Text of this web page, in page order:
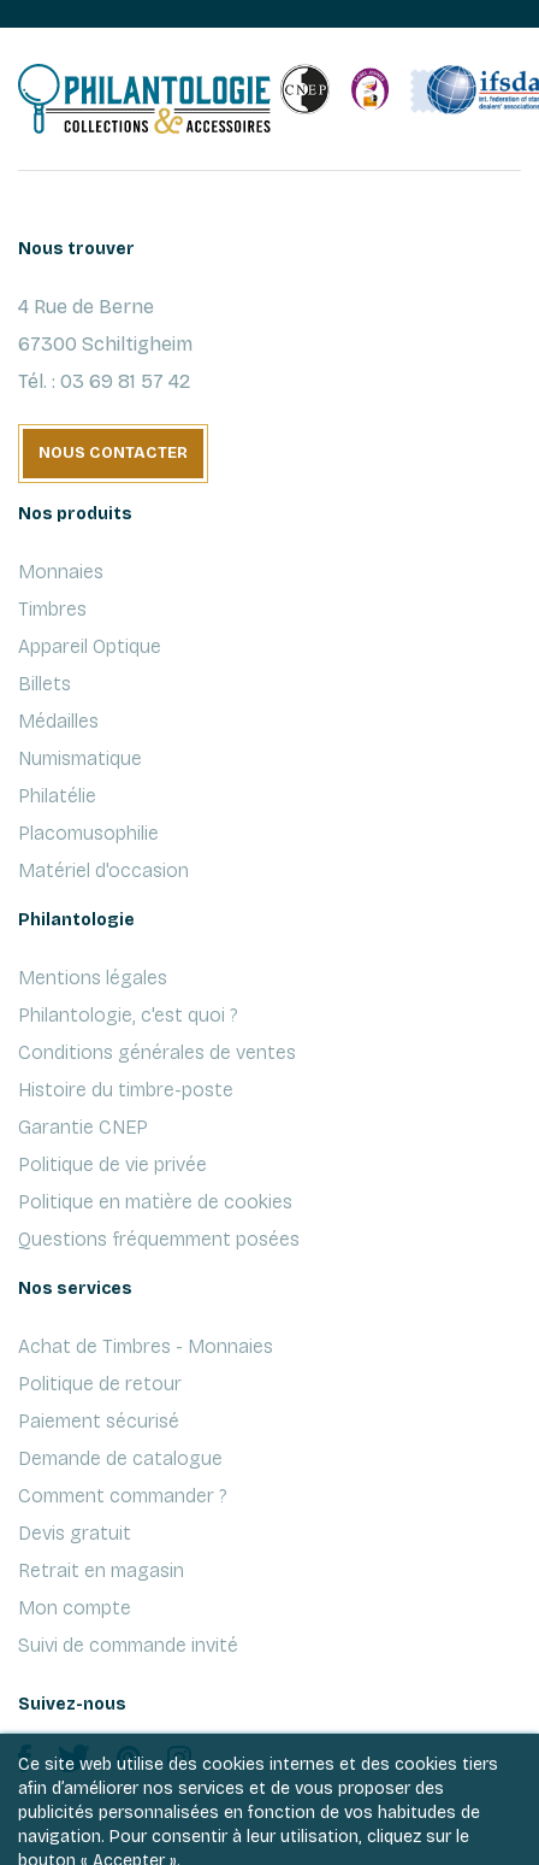
Nous trouver
4 Rue de Berne
67300 Schiltigheim
Tél. : 03 69 81 57 42
NOUS CONTACTER
Nos produits
Monnaies
Timbres
Appareil Optique
Billets
Médailles
Numismatique
Philatélie
Placomusophilie
Matériel d'occasion
Philantologie
Mentions légales
Philantologie, c'est quoi ?
Conditions générales de ventes
Histoire du timbre-poste
Garantie CNEP
Politique de vie privée
Politique en matière de cookies
Questions fréquemment posées
Nos services
Achat de Timbres - Monnaies
Politique de retour
Paiement sécurisé
Demande de catalogue
Comment commander ?
Devis gratuit
Retrait en magasin
Mon compte
Suivi de commande invité
Suivez-nous
Ce site web utilise des cookies internes et des cookies tiers
afin d’améliorer nos services et de vous proposer des
publicités personnalisées en fonction de vos habitudes de
navigation. Pour consentir à leur utilisation, cliquez sur le
bouton « Accepter ».